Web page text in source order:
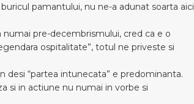
pamantului, nu ne-a adunat soarta aici
pre-decembrismului, cred ca e o
ospitalitate”, totul ne priveste si
desi “partea intunecata” e predominanta.
si in actiune nu numai in vorbe si